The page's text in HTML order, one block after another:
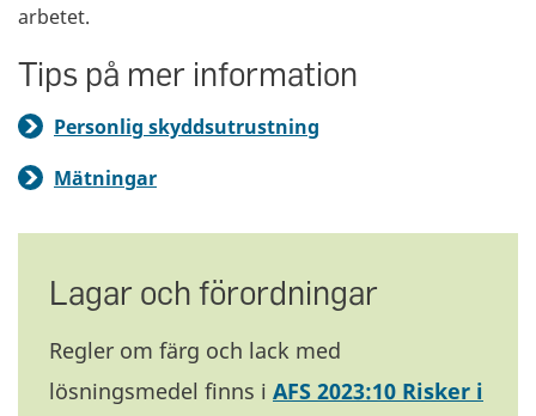
arbetet.
Tips på mer information
Personlig skyddsutrustning
Mätningar
Lagar och förordningar
Regler om färg och lack med
lösningsmedel finns i AFS 2023:10 Risker i